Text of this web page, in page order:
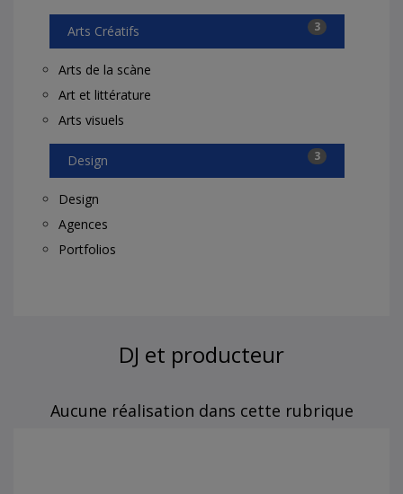
3
Arts Créatifs
Arts de la scàne
Art et littérature
Arts visuels
3
Design
Design
Agences
Portfolios
DJ et producteur
Aucune réalisation dans cette rubrique